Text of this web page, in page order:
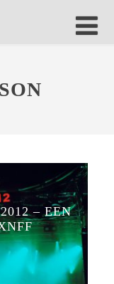
– EEN